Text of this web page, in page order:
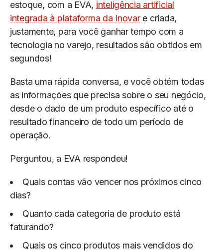
estoque, com a EVA, inteligência artificial
integrada à plataforma da Inovare criada,
justamente, para você ganhar tempo com a
tecnologia no varejo, resultados são obtidos em
segundos!
Basta uma rápida conversa, e você obtém todas
as informações que precisa sobre o seu negócio,
desde o dado de um produto específico até o
resultado financeiro de todo um período de
operação.
Perguntou, a EVA respondeu!
Quais contas vão vencer nos próximos cinco
dias?
Quanto cada categoria de produto está
faturando?
Quais os cinco produtos mais vendidos do